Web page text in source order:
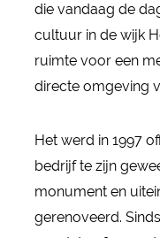
die vandaag de
cultuur in de wijk
ruimte voor een
directe omgeving
Het werd in 1997
bedrijf te zijn
monument en
gerenoveerd.